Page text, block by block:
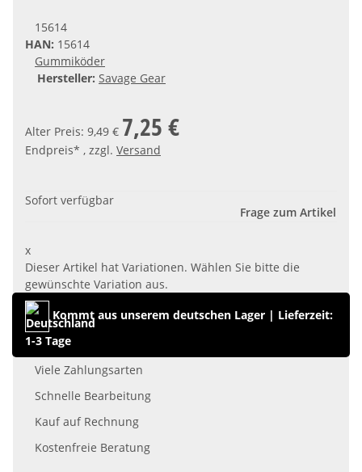
15614
HAN: 15614
Gummiköder
Hersteller: Savage Gear
Alter Preis: 9,49 € 7,25 €
Endpreis* , zzgl. Versand
Sofort verfügbar
Frage zum Artikel
x
Dieser Artikel hat Variationen. Wählen Sie bitte die
gewünschte Variation aus.
Kommt aus unserem deutschen Lager | Lieferzeit:
1-3 Tage
Viele Zahlungsarten
Schnelle Bearbeitung
Kauf auf Rechnung
Kostenfreie Beratung